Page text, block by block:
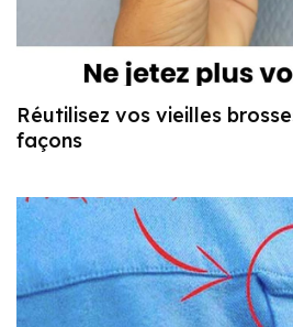
Réutilisez vos vieilles
façons